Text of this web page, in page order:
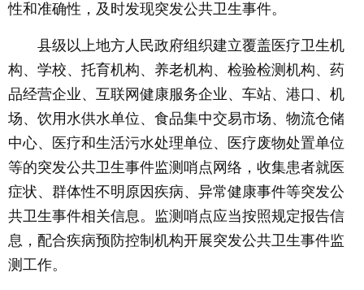
性和准确性，及时发现突发公共卫生事件。
县级以上地方人民政府组织建立覆盖医疗卫生机
构、学校、托育机构、养老机构、检验检测机构、药
品经营企业、互联网健康服务企业、车站、港口、机
场、饮用水供水单位、食品集中交易市场、物流仓储
中心、医疗和生活污水处理单位、医疗废物处置单位
等的突发公共卫生事件监测哨点网络，收集患者就医
症状、群体性不明原因疾病、异常健康事件等突发公
共卫生事件相关信息。监测哨点应当按照规定报告信
息，配合疾病预防控制机构开展突发公共卫生事件监
测工作。